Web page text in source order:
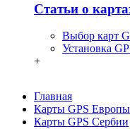
Статьи о
Выбор карт
Установка
+
Главная
Карты GPS Европы
Карты GPS Сербии